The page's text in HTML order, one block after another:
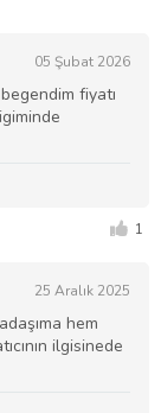
05 Şubat 2026
fiyatı
1
25 Aralık 2025
hem
ilgisinede